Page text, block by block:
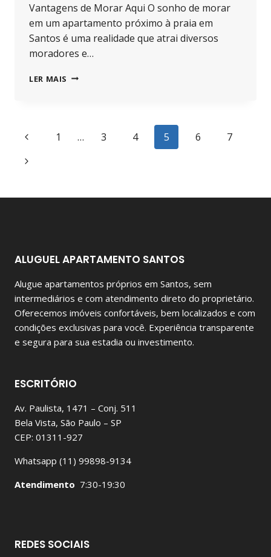
Vantagens de Morar Aqui O sonho de morar
em um apartamento próximo à praia em
Santos é uma realidade que atrai diversos
moradores e…
LER MAIS APARTAMENTO
SANTOS:
Navegação
da
Página
Página
Anterior
1 … 3 4 5 6
7
Página
ALUGUEL APARTAMENTO SANTOS
Alugue apartamentos próprios em Santos, sem
intermediários e com atendimento direto do proprietário.
Oferecemos imóveis confortáveis, bem localizados e com
condições exclusivas para você. Experiência transparente
e segura para sua estadia ou investimento.
ESCRITÓRIO
Av. Paulista, 1471 – Conj. 511
Bela Vista, São Paulo – SP
CEP: 01311-927
Whatsapp (11) 99898-9134
Atendimento 7:30-19:30
REDES SOCIAIS